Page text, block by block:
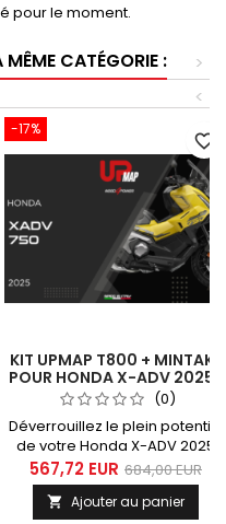
pour le moment.
CATÉGORIE :
>
<
-17%
KIT UPMAP T800 + MINTAKE
POUR HONDA X-ADV 2025-
2026 EURO5 – 18
CONFIGURATIONS
(0)
Déverrouillez le plein potentiel
de votre Honda X-ADV 2025
Euro5 avec le boîtier UpMap
T800+. Connecté en Bluetooth
à l’application UpMap
567,72 EUR 684,00 EUR
 Ajouter au panier
favorite_border